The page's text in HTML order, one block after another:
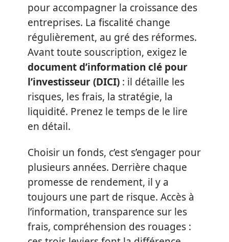
pour accompagner la croissance des
entreprises. La fiscalité change
régulièrement, au gré des réformes.
Avant toute souscription, exigez le
document d’information clé pour
l’investisseur (DICI) : il détaille les
risques, les frais, la stratégie, la
liquidité. Prenez le temps de le lire
en détail.
Choisir un fonds, c’est s’engager pour
plusieurs années. Derrière chaque
promesse de rendement, il y a
toujours une part de risque. Accès à
l’information, transparence sur les
frais, compréhension des rouages :